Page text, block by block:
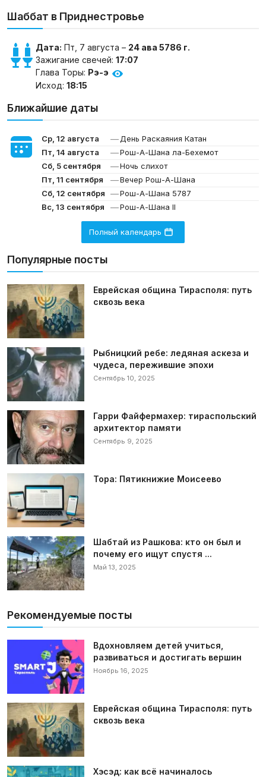
Шаббат в Приднестровье
Дата: Пт, 7 августа – 24 ава 5786 г.
Зажигание свечей: 17:07
Глава Торы: Рэ-э
Исход: 18:15
Ближайшие даты
Ср, 12 августа — День Раскаяния Катан
Пт, 14 августа
—Рош-А-Шана ла-Бехемот
Сб, 5 сентября
—Ночь слихот
Пт, 11 сентября
—Вечер Рош-А-Шана
Сб, 12 сентября
—Рош-А-Шана 5787
Вс, 13 сентября
—Рош-А-Шана II
Полный календарь
Популярные посты
Еврейская община Тирасполя: путь
сквозь века
Рыбницкий ребе: ледяная аскеза и
чудеса, пережившие эпохи
Сентябрь 10, 2025
Гарри Файфермахер: тираспольский
архитектор памяти
Сентябрь 9, 2025
Тора: Пятикнижие Моисеево
Шабтай из Рашкова: кто он был и
почему его ищут спустя ...
Май 13, 2025
Рекомендуемые посты
Вдохновляем детей учиться,
развиваться и достигать вершин
Ноябрь 16, 2025
Еврейская община Тирасполя: путь
сквозь века
Хэсэд: как всё начиналось